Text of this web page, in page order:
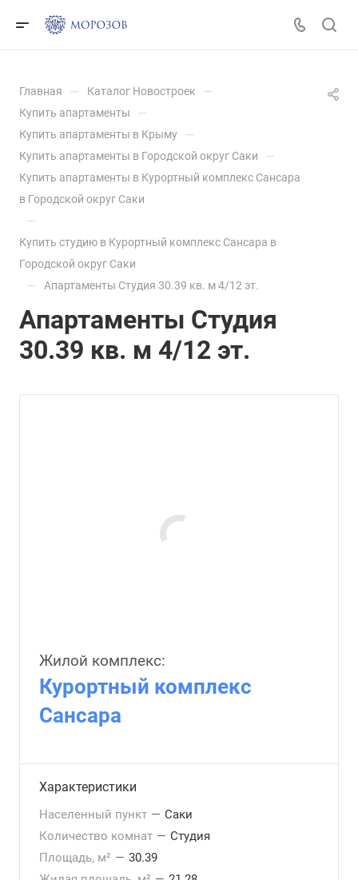
Главная — Каталог Новостроек —
Купить апартаменты —
Купить апартаменты в Крыму —
Купить апартаменты в Городской округ Саки —
Купить апартаменты в Курортный комплекс Сансара
в Городской округ Саки
—
Купить студию в Курортный комплекс Сансара в
Городской округ Саки
— Апартаменты Студия 30.39 кв. м 4/12 эт.
Апартаменты Студия
30.39 кв. м 4/12 эт.
Жилой комплекс:
Курортный комплекс
Сансара
Характеристики
Населенный пункт — Саки
Количество комнат — Студия
Площадь, м² — 30.39